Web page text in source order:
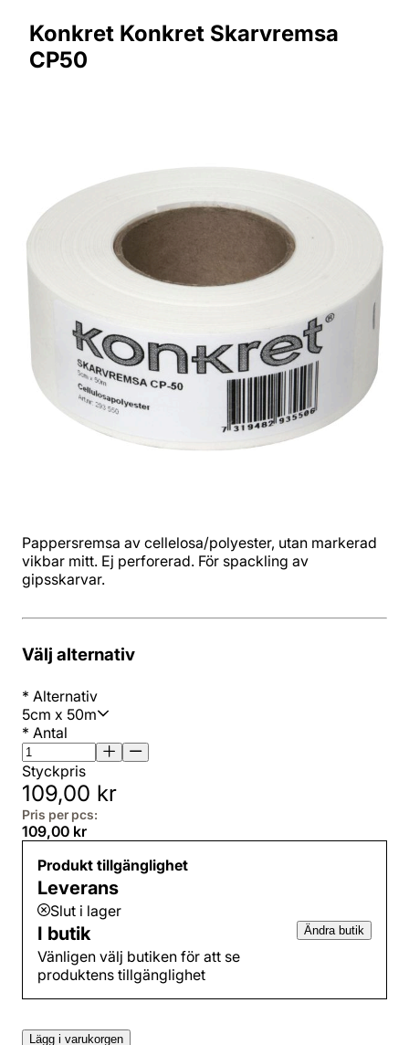
Konkret Konkret Skarvremsa
CP50
Pappersremsa av cellelosa/polyester, utan markerad
vikbar mitt. Ej perforerad. För spackling av
gipsskarvar.
Välj alternativ
* Alternativ
5cm x 50m
* Antal
Styckpris
109,00 kr
Pris per pcs:
109,00 kr
Produkt tillgänglighet
Leverans
Slut i lager
I butik
Vänligen välj butiken för att se
produktens tillgänglighet
Ändra butik
Lägg i varukorgen